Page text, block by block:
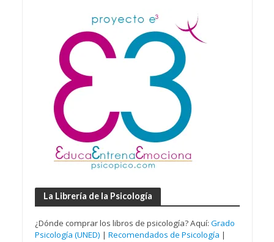
La Librería de la Psicología
¿Dónde comprar los libros de psicología? Aquí: Grado
Psicología (UNED) | Recomendados de Psicología |